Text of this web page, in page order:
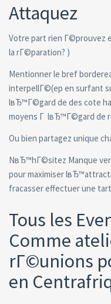
Attaquez
Votre part rien Г©prouvez
la rГ©paration? )
Mentionner le bref
interpellГ©(ep en surfant
lвЂ™Г©gard de des cote
moyens Г lвЂ™Г©gard de
Ou bien partagez unique
NвЂ™hГ©sitez Manque
pour maximiser
fracasser effectuer une
Tous les
Comme
rГ©unions
en